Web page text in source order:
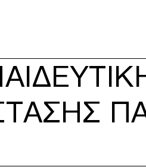
ΚΕΝΤΡΟ ΣΥΜΠΑΡΑΣΤΑΣΗΣ